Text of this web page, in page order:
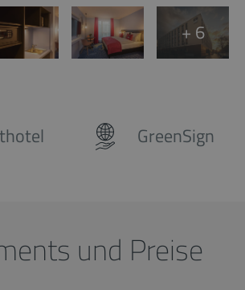
+ 6
GreenSign
und Preise